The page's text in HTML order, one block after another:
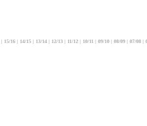
| 15/16 | 14/15 | 13/14 | 12/13 | 11/12 | 10/11 | 09/10 | 08/09 | 07/08 |